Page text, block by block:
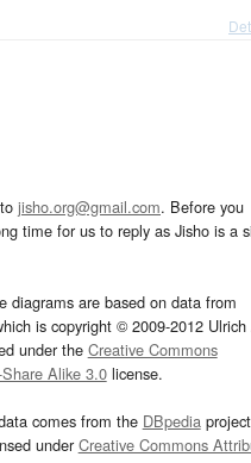
jisho.org@gmail.com. Before you
time for us to reply as Jisho is a
diagrams are based on data from
is copyright © 2009-2012 Ulrich
under the Creative Commons
Alike 3.0license.
comes from the DBpedia
underCreative Commons